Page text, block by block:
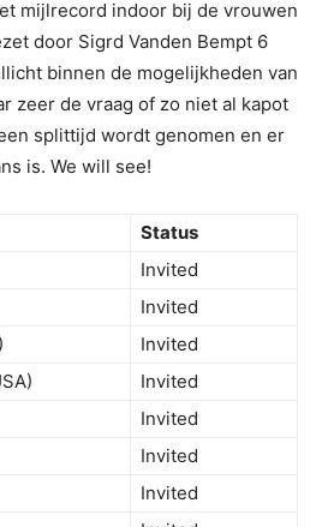
mijlrecord indoor bij de vrouwen
door Sigrd Vanden Bempt 6
binnen de mogelijkheden van
zeer de vraag of zo niet al kapot
splittijd wordt genomen en er
is. We will see!
Status
Invited
Invited
Invited
Invited
Invited
Invited
Invited